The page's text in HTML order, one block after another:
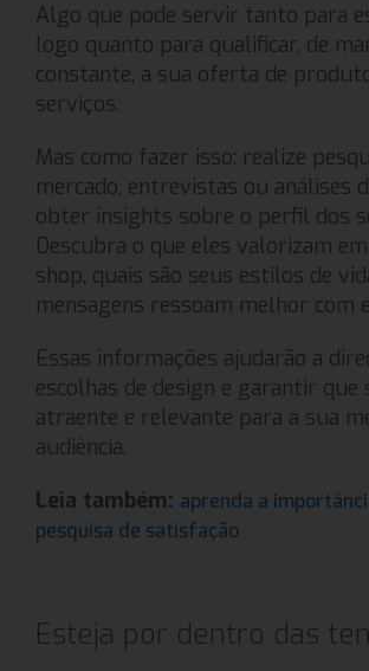
Algo que pode servir tanto para
logo quanto para qualificar, de
constante, a sua oferta de
serviços.
Mas como fazer isso: realize
mercado, entrevistas ou análises
obter insights sobre o perfil dos
Descubra o que eles valorizam
shop, quais são seus estilos de
mensagens ressoam melhor com
Essas informações ajudarão a
escolhas de design e garantir que
atraente e relevante para a sua
audiência.
Leia também: aprenda a
pesquisa de satisfação
Esteja por dentro das